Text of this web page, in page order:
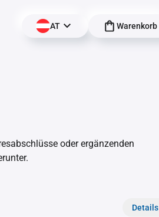
AT Warenkorb
oder ergänzenden
Details